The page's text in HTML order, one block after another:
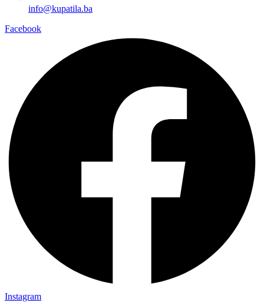
info@kupatila.ba
Facebook
Instagram